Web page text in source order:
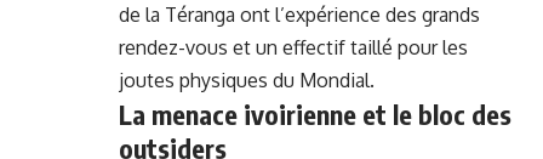
de la Téranga ont l’expérience des grands
rendez-vous et un effectif taillé pour les
joutes physiques du Mondial.
La menace ivoirienne et le bloc des
outsiders